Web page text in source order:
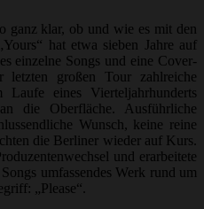
ganz klar, ob und wie es mit den
hat etwa sieben Jahre auf
einzelne Songs und eine Cover-
letzten großen Tour zahlreiche
eines Vierteljahrhunderts
die Oberfläche. Ausführliche
Wunsch, keine reine
die Berliner wieder auf Kurs.
und erarbeitete
umfassendes Werk rund um
„Please“.